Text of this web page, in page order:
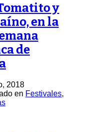
y
en la
de
2018
en Festivales,